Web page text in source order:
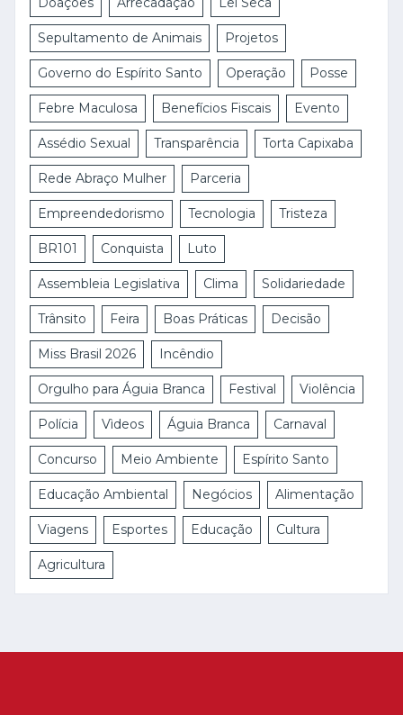
Sepultamento de Animais Projetos
Governo do Espírito Santo Operação Posse
Febre Maculosa Benefícios Fiscais Evento
Assédio Sexual Transparência Torta Capixaba
Rede Abraço Mulher Parceria
Empreendedorismo Tecnologia Tristeza
BR101 Conquista Luto
Assembleia Legislativa Clima Solidariedade
Trânsito Feira Boas Práticas Decisão
Miss Brasil 2026 Incêndio
Orgulho para Águia Branca Festival Violência
Polícia Vìdeos Águia Branca Carnaval
Concurso Meio Ambiente Espírito Santo
Educação Ambiental Negócios Alimentação
Viagens Esportes Educação Cultura
Agricultura